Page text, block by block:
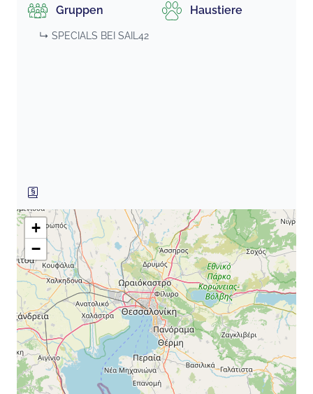
Gruppen Haustiere
↳ SPECIALS BEI SAIL42
+
−